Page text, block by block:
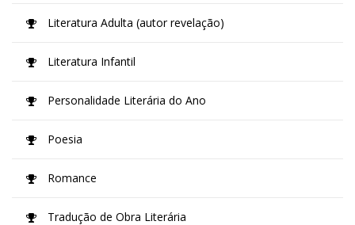
Literatura Adulta (autor revelação)
Literatura Infantil
Personalidade Literária do Ano
Poesia
Romance
Tradução de Obra Literária